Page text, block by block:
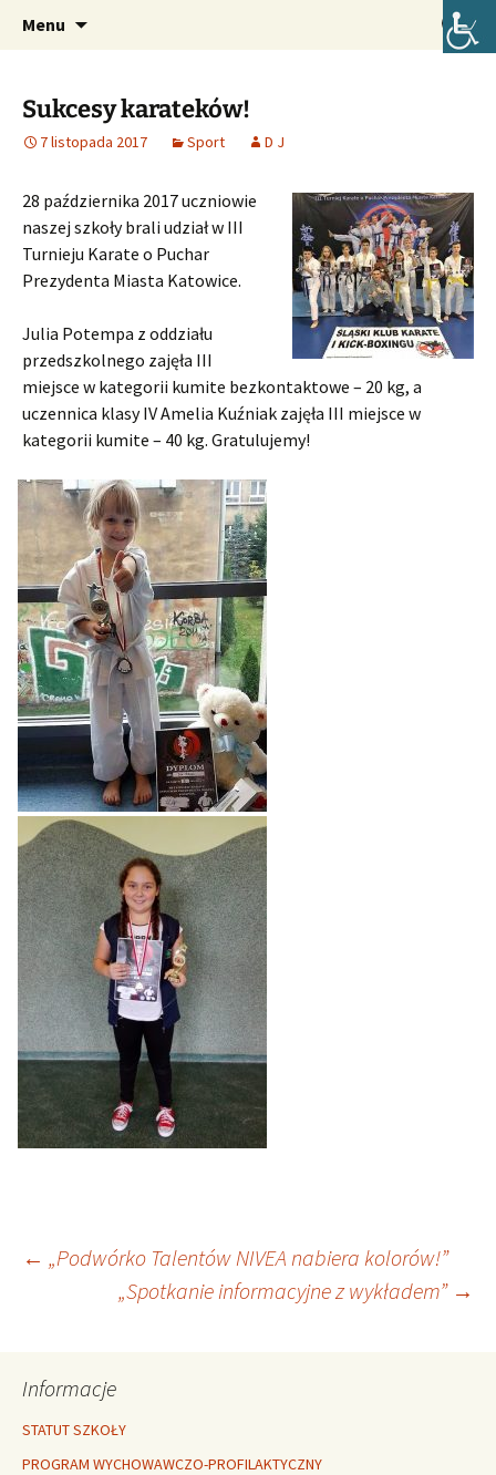
Szkoła Podstawowa im. Józefa
Lompy w Lubszy
Oficjalna strona internetowa szkoły.
Menu Szukaj:
Sukcesy karateków!
7 listopada 2017 Sport D J
28 października 2017 uczniowie
naszej szkoły brali udział w III
Turnieju Karate o Puchar
Prezydenta Miasta Katowice.
Julia Potempa z oddziału
przedszkolnego zajęła III
miejsce w kategorii kumite bezkontaktowe – 20 kg, a
uczennica klasy IV Amelia Kuźniak zajęła III miejsce w
kategorii kumite – 40 kg. Gratulujemy!
Nawigacja
← „Podwórko Talentów NIVEA nabiera kolorów!”
„Spotkanie informacyjne z wykładem” →
Informacje
STATUT SZKOŁY
PROGRAM WYCHOWAWCZO-PROFILAKTYCZNY